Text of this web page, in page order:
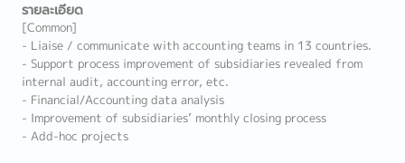
รายละเอียด
[Common]
- Liaise / communicate with accounting teams in 13 countries.
- Support process improvement of subsidiaries revealed from
internal audit, accounting error, etc.
- Financial/Accounting data analysis
- Improvement of subsidiaries’ monthly closing process
- Add-hoc projects